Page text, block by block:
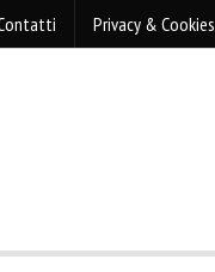
Privacy & Cookies